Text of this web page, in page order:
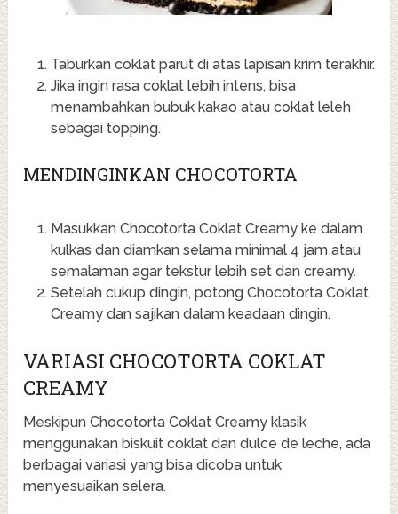
Taburkan coklat parut di atas lapisan krim terakhir.
Jika ingin rasa coklat lebih intens, bisa
menambahkan bubuk kakao atau coklat leleh
sebagai topping.
MENDINGINKAN CHOCOTORTA
Masukkan Chocotorta Coklat Creamy ke dalam
kulkas dan diamkan selama minimal 4 jam atau
semalaman agar tekstur lebih set dan creamy.
Setelah cukup dingin, potong Chocotorta Coklat
Creamy dan sajikan dalam keadaan dingin.
VARIASI CHOCOTORTA COKLAT
CREAMY
Meskipun Chocotorta Coklat Creamy klasik
menggunakan biskuit coklat dan dulce de leche, ada
berbagai variasi yang bisa dicoba untuk
menyesuaikan selera.